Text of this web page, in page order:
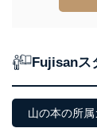
Fujisanス
山の本の所